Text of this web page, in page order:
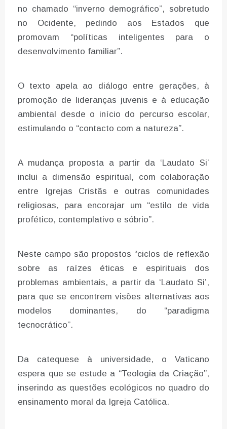
no chamado “inverno demográfico”, sobretudo
no Ocidente, pedindo aos Estados que
promovam “políticas inteligentes para o
desenvolvimento familiar”.
O texto apela ao diálogo entre gerações, à
promoção de lideranças juvenis e à educação
ambiental desde o início do percurso escolar,
estimulando o “contacto com a natureza”.
A mudança proposta a partir da ‘Laudato Si’
inclui a dimensão espiritual, com colaboração
entre Igrejas Cristãs e outras comunidades
religiosas, para encorajar um “estilo de vida
profético, contemplativo e sóbrio”.
Neste campo são propostos “ciclos de reflexão
sobre as raízes éticas e espirituais dos
problemas ambientais, a partir da ‘Laudato Si’,
para que se encontrem visões alternativas aos
modelos dominantes, do “paradigma
tecnocrático”.
Da catequese à universidade, o Vaticano
espera que se estude a “Teologia da Criação”,
inserindo as questões ecológicos no quadro do
ensinamento moral da Igreja Católica.